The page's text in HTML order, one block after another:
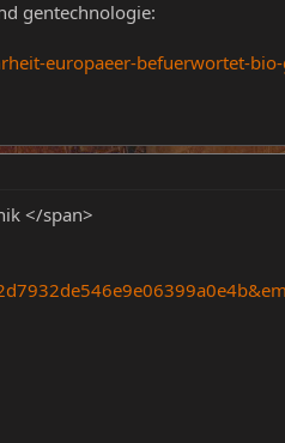
gentechnologie:
europaeer-befuerwortet-
</span>